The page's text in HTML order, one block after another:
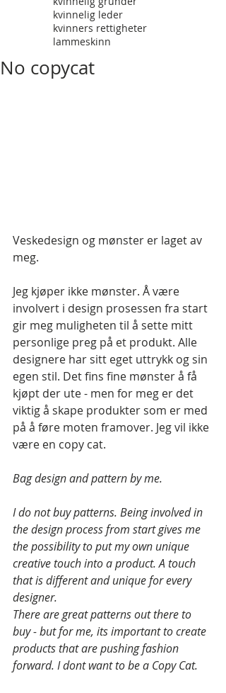
kvinnelig leder
kvinners rettigheter
lammeskinn
No copycat
Veskedesign og mønster er laget av
meg.
Jeg kjøper ikke mønster. Å være
involvert i design prosessen fra start
gir meg muligheten til å sette mitt
personlige preg på et produkt. Alle
designere har sitt eget uttrykk og sin
egen stil. Det fins fine mønster å få
kjøpt der ute - men for meg er det
viktig å skape produkter som er med
på å føre moten framover. Jeg vil ikke
være en copy cat.
Bag design and pattern by me.
I do not buy patterns. Being involved in
the design process from start gives me
the possibility to put my own unique
creative touch into a product. A touch
that is different and unique for every
designer.
There are great patterns out there to
buy - but for me, its important to create
products that are pushing fashion
forward. I dont want to be a Copy Cat.